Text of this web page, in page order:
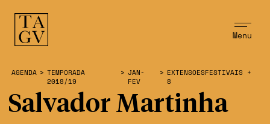
Menu
AGENDA > TEMPORADA
2018/19
> JAN-
FEV
> EXTENSOESFESTIVAIS +
8
Salvador Martinha